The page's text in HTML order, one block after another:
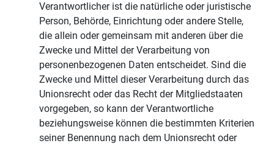
Verantwortlicher ist die natürliche oder juristische
Person, Behörde, Einrichtung oder andere Stelle,
die allein oder gemeinsam mit anderen über die
Zwecke und Mittel der Verarbeitung von
personenbezogenen Daten entscheidet. Sind die
Zwecke und Mittel dieser Verarbeitung durch das
Unionsrecht oder das Recht der Mitgliedstaaten
vorgegeben, so kann der Verantwortliche
beziehungsweise können die bestimmten Kriterien
seiner Benennung nach dem Unionsrecht oder